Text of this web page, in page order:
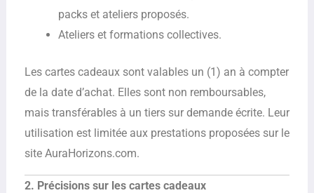
packs et ateliers proposés.
Ateliers et formations collectives.
Les cartes cadeaux sont valables un (1) an à compter
de la date d’achat. Elles sont non remboursables,
mais transférables à un tiers sur demande écrite. Leur
utilisation est limitée aux prestations proposées sur le
site AuraHorizons.com.
2. Précisions sur les cartes cadeaux